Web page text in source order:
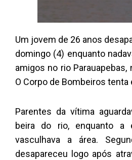
Um jovem de 26 anos
domingo (4) enquanto
amigos no rio Parauapebas,
O Corpo de Bombeiros tenta
Parentes da vítima
beira do rio, enquanto a
vasculhava a área.
desapareceu logo após